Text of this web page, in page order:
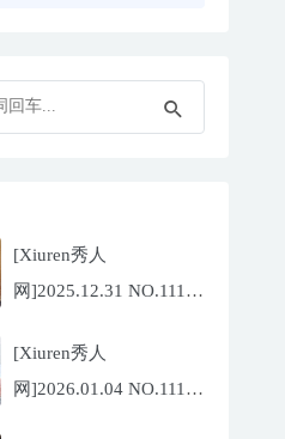
[Xiuren秀人
网]2025.12.31 NO.11187
[Xiuren秀人
网]2026.01.04 NO.11189